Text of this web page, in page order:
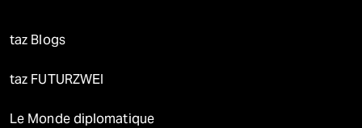
taz Blogs
taz FUTURZWEI
Le Monde diplomatique